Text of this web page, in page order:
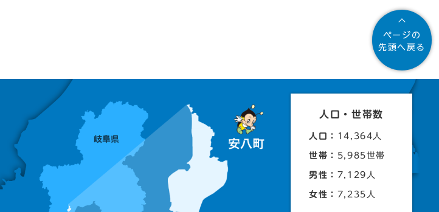
ページの
先頭へ戻る
人口・世帯数
人口： 14,364人
世帯： 5,985世帯
男性： 7,129人
女性： 7,235人